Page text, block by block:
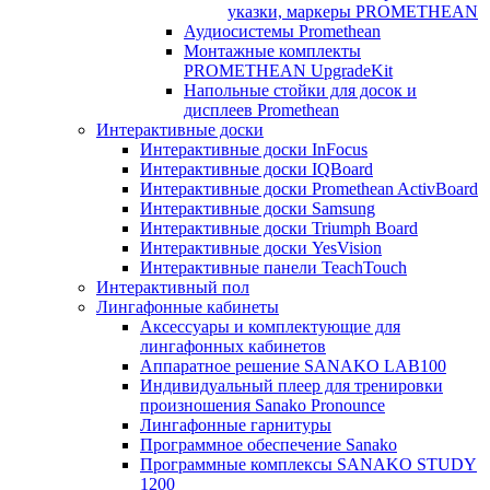
указки, маркеры PROMETHEAN
Аудиосистемы Promethean
Монтажные комплекты
PROMETHEAN UpgradeKit
Напольные стойки для досок и
дисплеев Promethean
Интерактивные доски
Интерактивные доски InFocus
Интерактивные доски IQBoard
Интерактивные доски Promethean ActivBoard
Интерактивные доски Samsung
Интерактивные доски Triumph Board
Интерактивные доски YesVision
Интерактивные панели TeachTouch
Интерактивный пол
Лингафонные кабинеты
Аксессуары и комплектующие для
лингафонных кабинетов
Аппаратное решение SANAKO LAB100
Индивидуальный плеер для тренировки
произношения Sanako Pronounce
Лингафонные гарнитуры
Программное обеспечение Sanako
Программные комплексы SANAKO STUDY
1200